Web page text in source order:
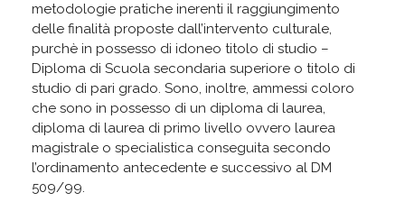
metodologie pratiche inerenti il raggiungimento
delle finalità proposte dall’intervento culturale,
purchè in possesso di idoneo titolo di studio –
Diploma di Scuola secondaria superiore o titolo di
studio di pari grado. Sono, inoltre, ammessi coloro
che sono in possesso di un diploma di laurea,
diploma di laurea di primo livello ovvero laurea
magistrale o specialistica conseguita secondo
l’ordinamento antecedente e successivo al DM
509/99.